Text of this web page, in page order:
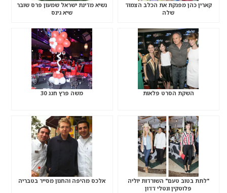
קארין כהן מפנקת את הכלב הצמוד
שלה
נשיא מדינת ישראל שמעון פרס שובר
שיא גינס
השקת הסרט פלאות משה פרץ חגג 30
"לתת בטוב טעם" השורדות יוליה
פלוטקין ונטלי דדון
אלכס מהיפה והחנון מסייר בטבריה